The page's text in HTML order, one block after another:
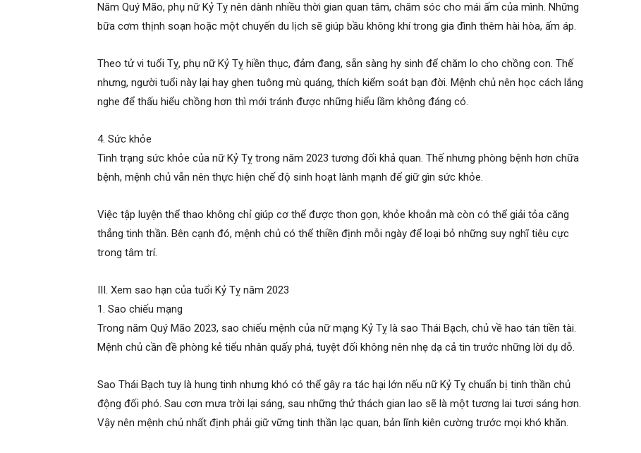
Năm Quý Mão, phụ nữ Kỷ Tỵ nên dành nhiều thời gian quan tâm, chăm sóc cho mái ấm của mình. Những
bữa cơm thịnh soạn hoặc một chuyến du lịch sẽ giúp bầu không khí trong gia đình thêm hài hòa, ấm áp.
Theo tử vi tuổi Tỵ, phụ nữ Kỷ Tỵ hiền thục, đảm đang, sẵn sàng hy sinh để chăm lo cho chồng con. Thế
nhưng, người tuổi này lại hay ghen tuông mù quáng, thích kiểm soát bạn đời. Mệnh chủ nên học cách lắng
nghe để thấu hiểu chồng hơn thì mới tránh được những hiểu lầm không đáng có.
4. Sức khỏe
Tình trạng sức khỏe của nữ Kỷ Tỵ trong năm 2023 tương đối khả quan. Thế nhưng phòng bệnh hơn chữa
bệnh, mệnh chủ vẫn nên thực hiện chế độ sinh hoạt lành mạnh để giữ gìn sức khỏe.
Việc tập luyện thể thao không chỉ giúp cơ thể được thon gọn, khỏe khoắn mà còn có thể giải tỏa căng
thẳng tinh thần. Bên cạnh đó, mệnh chủ có thể thiền định mỗi ngày để loại bỏ những suy nghĩ tiêu cực
trong tâm trí.
III. Xem sao hạn của tuổi Kỷ Tỵ năm 2023
1. Sao chiếu mạng
Trong năm Quý Mão 2023, sao chiếu mệnh của nữ mạng Kỷ Tỵ là sao Thái Bạch, chủ về hao tán tiền tài.
Mệnh chủ cần đề phòng kẻ tiểu nhân quấy phá, tuyệt đối không nên nhẹ dạ cả tin trước những lời dụ dỗ.
Sao Thái Bạch tuy là hung tinh nhưng khó có thể gây ra tác hại lớn nếu nữ Kỷ Tỵ chuẩn bị tinh thần chủ
động đối phó. Sau cơn mưa trời lại sáng, sau những thử thách gian lao sẽ là một tương lai tươi sáng hơn.
Vậy nên mệnh chủ nhất định phải giữ vững tinh thần lạc quan, bản lĩnh kiên cường trước mọi khó khăn.